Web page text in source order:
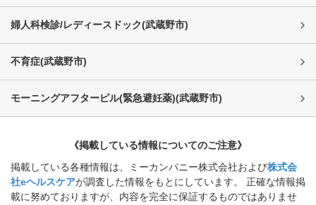
婦人科検診/レディースドック(武蔵野市)
不育症(武蔵野市)
モーニングアフターピル(緊急避妊薬)(武蔵野市)
《掲載している情報についてのご注意》
掲載している各種情報は、ミーカンパニー株式会社および株式会
社eヘルスケアが調査した情報をもとにしています。 正確な情報掲
載に努めておりますが、内容を完全に保証するものではありませ